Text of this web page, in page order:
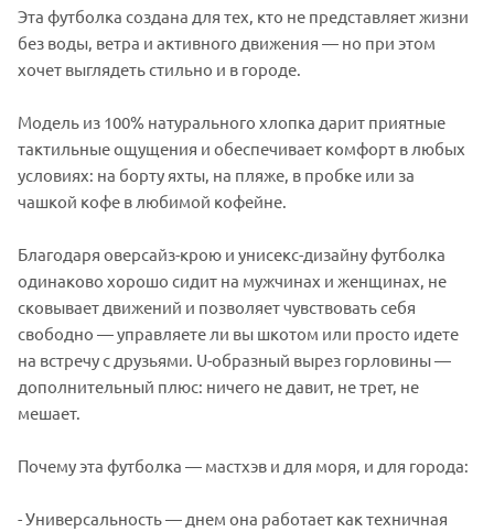
Эта футболка создана для тех, кто не представляет жизни
без воды, ветра и активного движения — но при этом
хочет выглядеть стильно и в городе.
Модель из 100% натурального хлопка дарит приятные
тактильные ощущения и обеспечивает комфорт в любых
условиях: на борту яхты, на пляже, в пробке или за
чашкой кофе в любимой кофейне.
Благодаря оверсайз-крою и унисекс-дизайну футболка
одинаково хорошо сидит на мужчинах и женщинах, не
сковывает движений и позволяет чувствовать себя
свободно — управляете ли вы шкотом или просто идете
на встречу с друзьями. U-образный вырез горловины —
дополнительный плюс: ничего не давит, не трет, не
мешает.
Почему эта футболка — мастхэв и для моря, и для города:
- Универсальность — днем она работает как техничная